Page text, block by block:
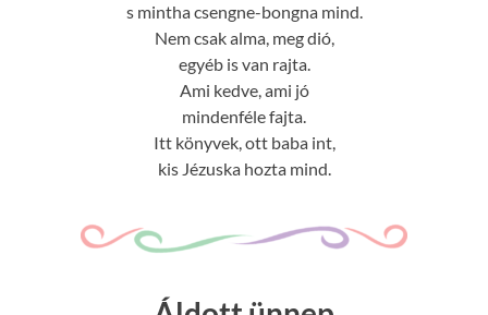
s mintha csengne-bongna mind.
Nem csak alma, meg dió,
egyéb is van rajta.
Ami kedve, ami jó
mindenféle fajta.
Itt könyvek, ott baba int,
kis Jézuska hozta mind.